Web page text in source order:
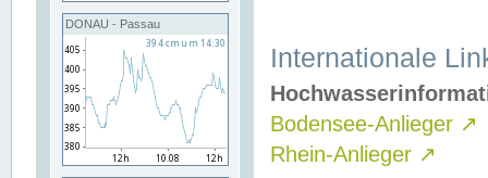
DONAU - Passau
Internationale
Bodensee-Anlieger ↗
Rhein-Anlieger ↗